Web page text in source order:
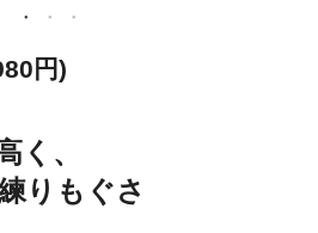
円)
く、
りもぐさ